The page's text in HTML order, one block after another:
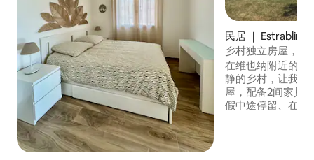
民居 ｜ Estrablin
乡村独立房屋，5
在维也纳附近的一
静的乡村，让我们
屋，配备2间家具
假中途停留、在维